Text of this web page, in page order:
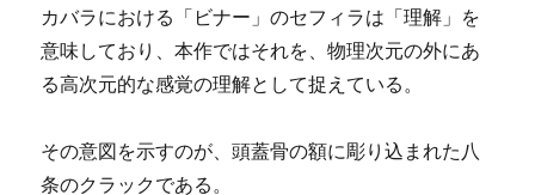
カバラにおける「ビナー」のセフィラは「理解」を
意味しており、本作ではそれを、物理次元の外にあ
る高次元的な感覚の理解として捉えている。
その意図を示すのが、頭蓋骨の額に彫り込まれた八
条のクラックである。